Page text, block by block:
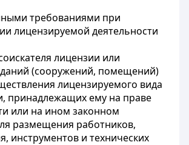
требованиями при
лицензируемой деятельности
лицензии или
(сооружений, помещений)
лицензируемого вида
принадлежащих ему на праве
или на ином законном
размещения работников,
инструментов и технических